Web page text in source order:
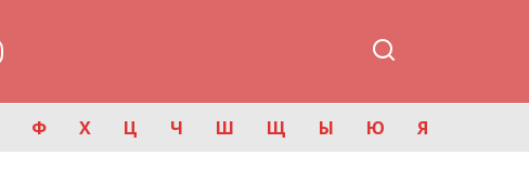
Ф Х Ц Ч Ш Щ Ы Ю Я